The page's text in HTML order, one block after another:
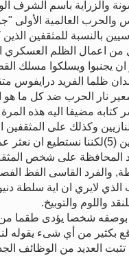
والزراية باسم الشرف
والحرب العالمية الأولى
بالنسبة للمثقفين
من اعمال الظلم العسكري
ان يجنبوا ويسلكوا مسلك
ظلما الفريد درايفوس
نار الحرب ضد كل ما هو
كتابه مضيفا اليه هذه
وكذلك على المثقفين
تحمسوا بلا هوادة وانساقوا مع الشيوعيين (5)لكننا
المحافظة على شخص
والفرد القاسى الفظ
لايري ان اية سلطة
واللوم والتوبيخ.
بوصفه شخصا يؤدى طقما
بكثير من أي شىء يقوله لنا
العديد من الوظائف